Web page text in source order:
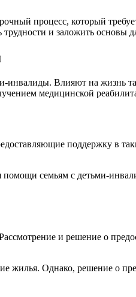
процесс, который
и заложить основы
Влияют на жизнь
медицинской
поддержку в
семьям с детьми-
и решение о
Однако, решение о